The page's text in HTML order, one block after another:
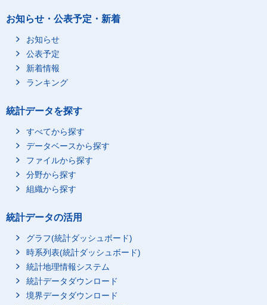
お知らせ・公表予定・新着
お知らせ
公表予定
新着情報
ランキング
統計データを探す
すべてから探す
データベースから探す
ファイルから探す
分野から探す
組織から探す
統計データの活用
グラフ(統計ダッシュボード)
時系列表(統計ダッシュボード)
統計地理情報システム
統計データダウンロード
境界データダウンロード